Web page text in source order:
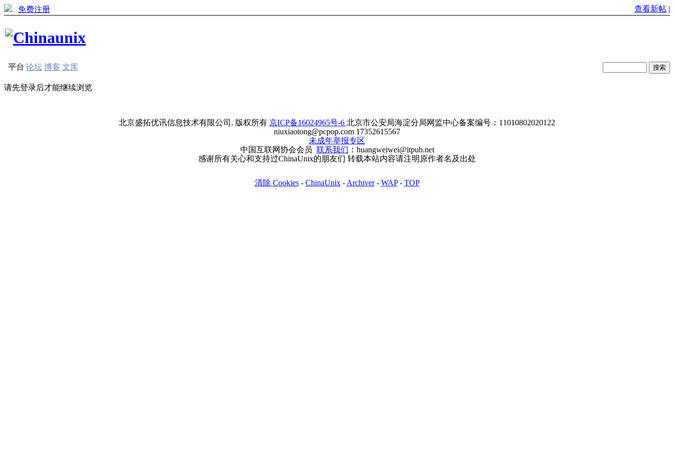
免费注册 查看新帖 |
平台 论坛 博客 文库
请先登录后才能继续浏览
北京盛拓优讯信息技术有限公司. 版权所有 京ICP备16024965号-6 北京市公安局海淀分局网监中心备案编号：11010802020122
niuxiaotong@pcpop.com 17352615567
未成年举报专区
中国互联网协会会员 联系我们 ：huangweiwei@itpub.net
感谢所有关心和支持过ChinaUnix的朋友们 转载本站内容请注明原作者名及出处
清除 Cookies- ChinaUnix- Archiver- WAP- TOP